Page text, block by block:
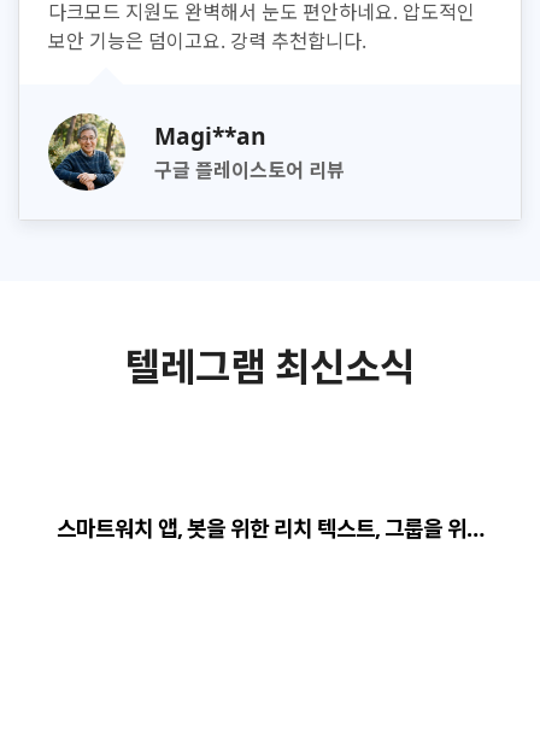
다크모드 지원도 완벽해서 눈도 편안하네요. 압도적인
보안 기능은 덤이고요. 강력 추천합니다.
Magi**an
구글 플레이스토어 리뷰
텔레그램 최신소식
스마트워치 앱, 봇을 위한 리치 텍스트, 그룹을 위…